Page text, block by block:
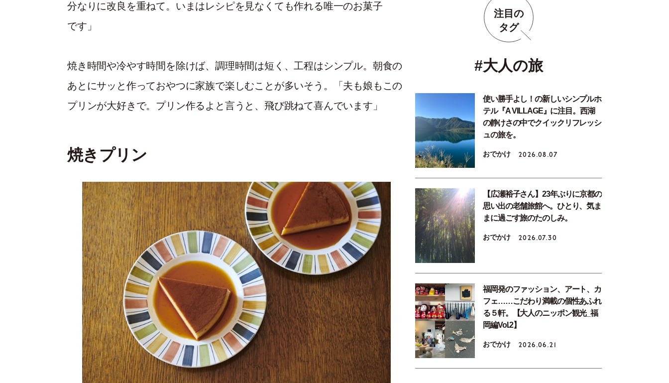
分なりに改良を重ねて。いまはレシピを見なくても作れる唯一のお菓子
です」
焼き時間や冷やす時間を除けば、調理時間は短く、工程はシンプル。朝食の
あとにサッと作っておやつに家族で楽しむことが多いそう。「夫も娘もこの
プリンが大好きで。プリン作るよと言うと、飛び跳ねて喜んでいます」
焼きプリン
注目の
タグ
#大人の旅
使い勝手よし！の新しいシンプルホ
テル『A VILLAGE』に注目。西湖
の静けさの中でクイックリフレッシ
ュの旅を。
おでかけ 2026.08.07
【広瀬裕子さん】23年ぶりに京都の
思い出の老舗旅館へ。ひとり、気ま
まに過ごす旅のたのしみ。
おでかけ 2026.07.30
福岡発のファッション、アート、カ
フェ……こだわり満載の個性あふれ
る５軒。【大人のニッポン観光_福
岡編Vol.2】
おでかけ 2026.06.21